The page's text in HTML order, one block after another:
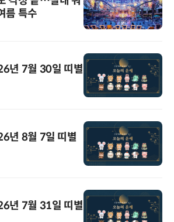
름 특수
년 7월 30일 띠별
년 8월 7일 띠별
년 7월 31일 띠별